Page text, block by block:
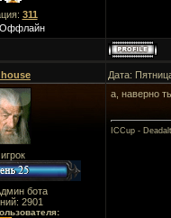
311
Оффлайн
Дата:
бота
2901
а, наверно
ICCup -